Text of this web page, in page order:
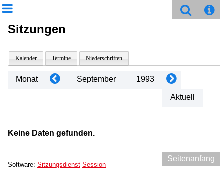
Sitzungen
Kalender Termine Niederschriften
Monat September 1993
Aktuell
Keine Daten gefunden.
Seitenanfang
Software: Sitzungsdienst Session